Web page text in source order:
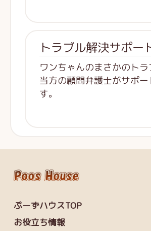
トラブル解決サポー
ワンちゃんのまさかのトラ
当方の顧問弁護士がサポー
す。
ぷーずハウスTOP
お役立ち情報